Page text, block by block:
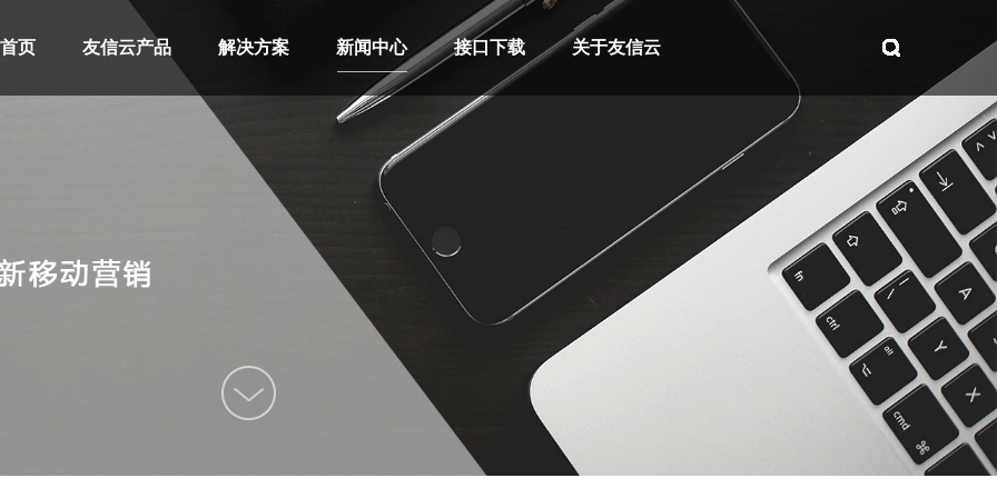
页 友信云产品 解决方案 新闻中心 接口下载 关于友信云